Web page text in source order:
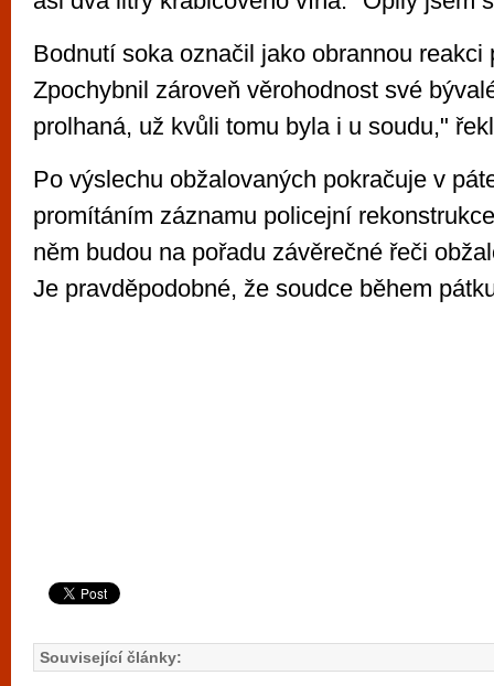
Bodnutí soka označil jako obrannou reakci
Zpochybnil zároveň věrohodnost své
prolhaná, už kvůli tomu byla i u soudu,"
Po výslechu obžalovaných pokračuje v
promítáním záznamu policejní
něm budou na pořadu závěrečné řeči
Je pravděpodobné, že soudce během
Související články: